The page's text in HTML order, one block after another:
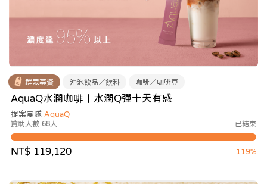
群眾募資 沖泡飲品／飲料 咖啡／咖啡豆
AquaQ水潤咖啡｜水潤Q彈十天有感
提案團隊 AquaQ
贊助人數 68人 已結束
119%
NT$ 119,120